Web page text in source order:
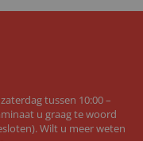
tussen 10:00 –
u graag te woord
Wilt u meer weten